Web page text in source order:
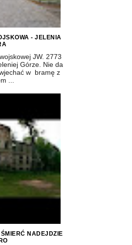
- JELENIA
JW. 2773
Górze. Nie da
w bramę z
...
NADEJDZIE